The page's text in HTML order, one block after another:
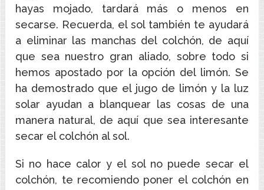
hayas mojado, tardará más o menos en
secarse. Recuerda, el sol también te ayudará
a eliminar las manchas del colchón, de aquí
que sea nuestro gran aliado, sobre todo si
hemos apostado por la opción del limón. Se
ha demostrado que el jugo de limón y la luz
solar ayudan a blanquear las cosas de una
manera natural, de aquí que sea interesante
secar el colchón al sol.
Si no hace calor y el sol no puede secar el
colchón, te recomiendo poner el colchón en